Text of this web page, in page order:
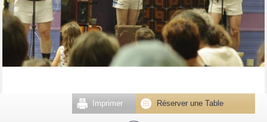
Réserver une Table
Imprimer